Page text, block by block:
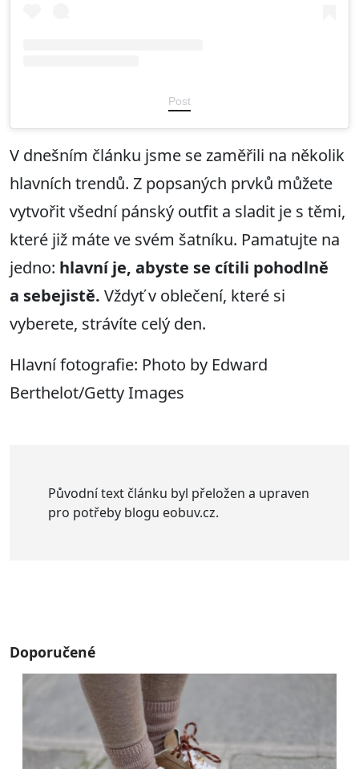
Post
V dnešním článku jsme se zaměřili na několik
hlavních trendů. Z popsaných prvků můžete
vytvořit všední pánský outfit a sladit je s těmi,
které již máte ve svém šatníku. Pamatujte na
jedno: hlavní je, abyste se cítili pohodlně
a sebejistě. Vždyť v oblečení, které si
vyberete, strávíte celý den.
Hlavní fotografie: Photo by Edward
Berthelot/Getty Images
Původní text článku byl přeložen a upraven
pro potřeby blogu eobuv.cz.
Doporučené